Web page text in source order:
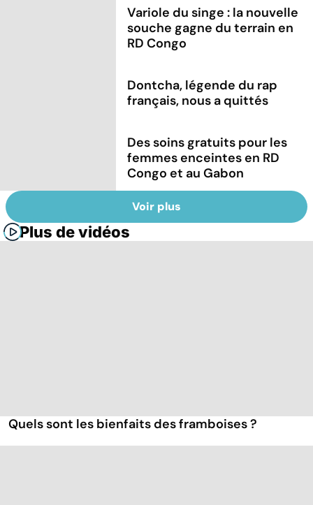
Variole du singe : la nouvelle
souche gagne du terrain en
RD Congo
Dontcha, légende du rap
français, nous a quittés
Des soins gratuits pour les
femmes enceintes en RD
Congo et au Gabon
Voir plus
Plus de vidéos
Quels sont les bienfaits des framboises ?